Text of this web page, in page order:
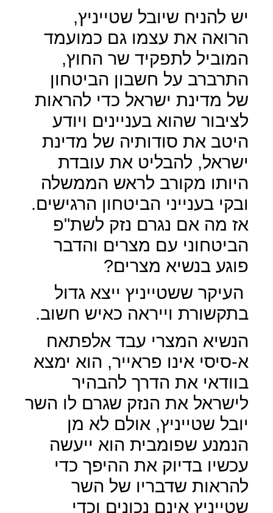
יש להניח שיובל שטייניץ,
הרואה את עצמו גם כמועמד
המוביל לתפקיד שר החוץ,
התרברב על חשבון הביטחון
של מדינת ישראל כדי להראות
לציבור שהוא בעניינים ויודע
היטב את סודותיה של מדינת
ישראל, להבליט את עובדת
היותו מקורב לראש הממשלה
ובקי בענייני הביטחון הרגישים.
אז מה אם נגרם נזק לשת"פ
הביטחוני עם מצרים והדבר
פוגע בנשיא מצרים?
העיקר ששטייניץ ייצא גדול
בתקשורת וייראה כאיש חשוב.
הנשיא המצרי עבד אלפתאח
א-סיסי אינו פראייר, הוא ימצא
בוודאי את הדרך להבהיר
לישראל את הנזק שגרם לו השר
יובל שטייניץ, אולם לא מן
הנמנע שפומבית הוא ייעשה
עכשיו בדיוק את ההיפך כדי
להראות שדבריו של השר
שטייניץ אינם נכונים וכדי